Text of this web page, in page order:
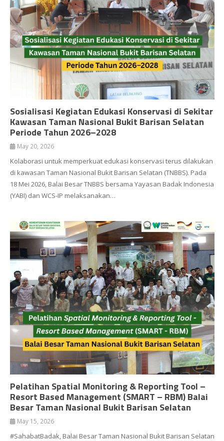
Sosialisasi Kegiatan Edukasi Konservasi di Sekitar
Kawasan Taman Nasional Bukit Barisan Selatan
Periode Tahun 2026–2028
May 20, 2026
Kolaborasi untuk memperkuat edukasi konservasi terus dilakukan
di kawasan Taman Nasional Bukit Barisan Selatan (TNBBS). Pada
18 Mei 2026, Balai Besar TNBBS bersama Yayasan Badak Indonesia
(YABI) dan WCS-IP melaksanakan…
Pelatihan Spatial Monitoring & Reporting Tool –
Resort Based Management (SMART – RBM) Balai
Besar Taman Nasional Bukit Barisan Selatan
May 15, 2026
#SahabatBadak, Balai Besar Taman Nasional Bukit Barisan Selatan